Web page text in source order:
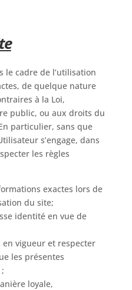
le cadre de l’utilisation
de quelque nature
à la Loi,
public, ou aux droits du
particulier, sans que
s’engage, dans
les règles
exactes lors de
du site;
identité en vue de
vigueur et respecter
les présentes
loyale,